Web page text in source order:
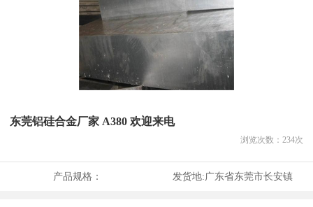
东莞铝硅合金厂家 A380 欢迎来电
浏览次数： 234次
产品规格： 发货地:广东省东莞市长安镇